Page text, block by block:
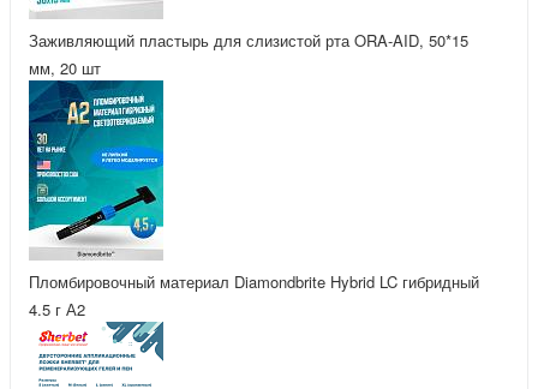
Заживляющий пластырь для слизистой рта ORA-AID, 50*15
мм, 20 шт
Пломбировочный материал Diamondbrite Hybrid LC гибридный
4.5 г А2